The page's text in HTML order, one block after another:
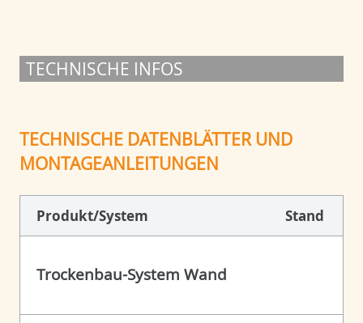
TECHNISCHE INFOS
TECHNISCHE DATENBLÄTTER UND
MONTAGEANLEITUNGEN
Produkt/System Stand
Trockenbau-System Wand